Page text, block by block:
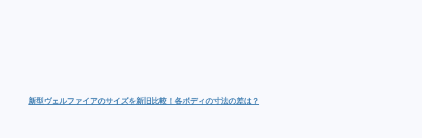
新型ヴェルファイアのサイズを新旧比較！各ボディの寸法の差は？